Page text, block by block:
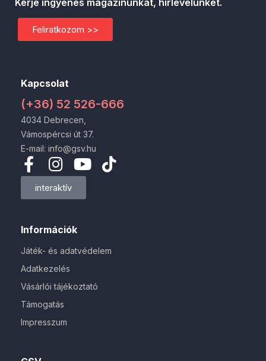
Információk
Játék- és adatvédelem
Adatkezelés
Vásárlói tájékoztató
Támogatás
Impresszum
Kapcsolat
(+36) 52 526-666
4034 Debrecen,
Vámospércsi út 37.
E-mail: info@gsv.hu
interaktív
Feliratkozom >>